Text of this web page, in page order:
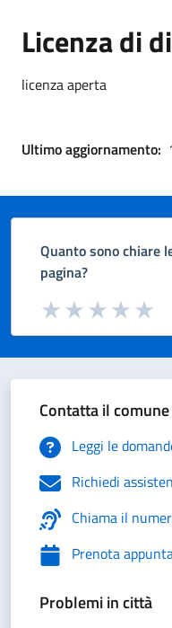
Licenza di
licenza aperta
Ultimo aggiornamento:
Quanto sono chiare
pagina?
Valuta da 1 a 5 stelle la
Valuta 4
Valuta 3
Valuta 2 stelle
Valuta 1 stelle su 5
Contatta il comune
Leggi le
Richiedi
Chiama il
Prenota
Problemi in città